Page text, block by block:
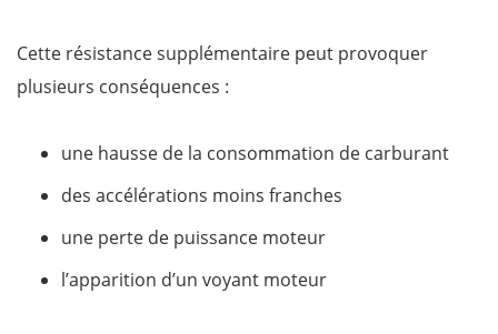
Cette résistance supplémentaire peut provoquer
plusieurs conséquences :
une hausse de la consommation de carburant
des accélérations moins franches
une perte de puissance moteur
l’apparition d’un voyant moteur